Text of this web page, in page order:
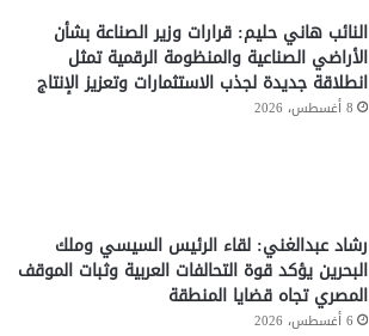
النائب هاني حليم: قرارات وزير الصناعة بشأن
الأراضي الصناعية والمنظومة الرقمية تمثل
انطلاقة جديدة لجذب الاستثمارات وتعزيز الإنتاج
8 أغسطس، 2026
رشاد عبدالغني: لقاء الرئيس السيسي وملك
البحرين يؤكد قوة التحالفات العربية وثبات الموقف
المصري تجاه قضايا المنطقة
6 أغسطس، 2026